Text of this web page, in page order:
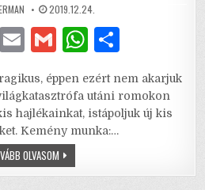
PUBLISHED
DATE:
2019.12.24.
T
r
E
ai
l
G
ai
l
W
at
s
A
ar
e
éppen ezért nem akarjuk
utáni romokon
hajlékainkat, istápoljuk új kis
Kemény munka:…
OLVASOMLADY
CHATTERLEY
SZERETŐJE